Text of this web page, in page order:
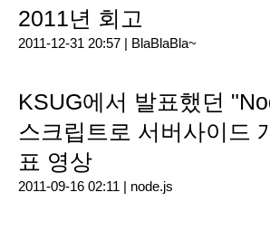
2011년 회고
2011-12-31 20:57 | BlaBlaBla~
KSUG에서 발표했던
스크립트로 서버사이드
표 영상
2011-09-16 02:11 | node.js